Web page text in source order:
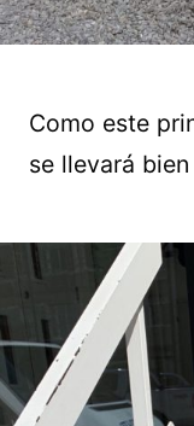
Como este
se llevará